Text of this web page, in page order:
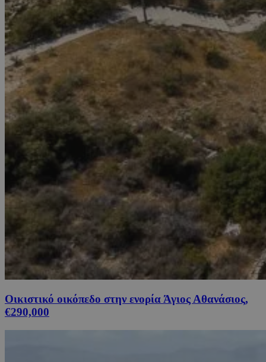
Οικιστικό οικόπεδο στην ενορία Άγιος Αθανάσιος,
€290,000